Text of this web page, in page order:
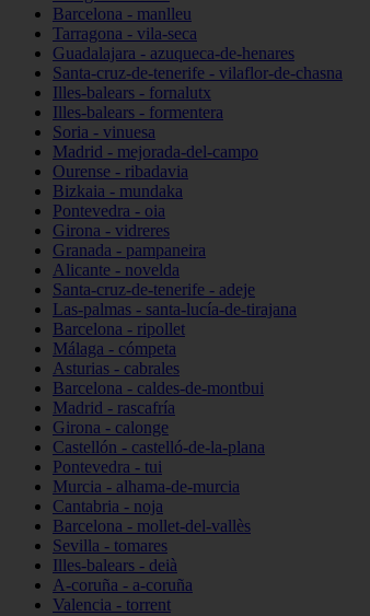
Barcelona - manlleu
Tarragona - vila-seca
Guadalajara - azuqueca-de-henares
Santa-cruz-de-tenerife - vilaflor-de-chasna
Illes-balears - fornalutx
Illes-balears - formentera
Soria - vinuesa
Madrid - mejorada-del-campo
Ourense - ribadavia
Bizkaia - mundaka
Pontevedra - oia
Girona - vidreres
Granada - pampaneira
Alicante - novelda
Santa-cruz-de-tenerife - adeje
Las-palmas - santa-lucía-de-tirajana
Barcelona - ripollet
Málaga - cómpeta
Asturias - cabrales
Barcelona - caldes-de-montbui
Madrid - rascafría
Girona - calonge
Castellón - castelló-de-la-plana
Pontevedra - tui
Murcia - alhama-de-murcia
Cantabria - noja
Barcelona - mollet-del-vallès
Sevilla - tomares
Illes-balears - deià
A-coruña - a-coruña
Valencia - torrent